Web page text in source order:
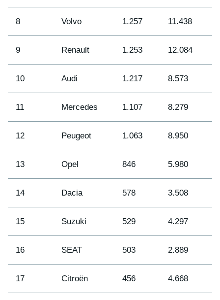
8 Volvo 1.257 11.438
9 Renault 1.253 12.084
10 Audi 1.217 8.573
11 Mercedes 1.107 8.279
12 Peugeot 1.063 8.950
13 Opel 846 5.980
14 Dacia 578 3.508
15 Suzuki 529 4.297
16 SEAT 503 2.889
17 Citroën 456 4.668